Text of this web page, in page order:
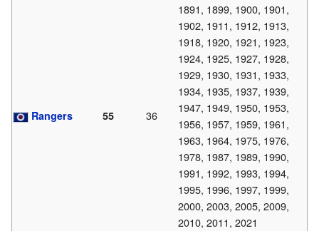
Rangers 55 36
1891, 1899, 1900, 1901,
1902, 1911, 1912, 1913,
1918, 1920, 1921, 1923,
1924, 1925, 1927, 1928,
1929, 1930, 1931, 1933,
1934, 1935, 1937, 1939,
1947, 1949, 1950, 1953,
1956, 1957, 1959, 1961,
1963, 1964, 1975, 1976,
1978, 1987, 1989, 1990,
1991, 1992, 1993, 1994,
1995, 1996, 1997, 1999,
2000, 2003, 2005, 2009,
2010, 2011, 2021